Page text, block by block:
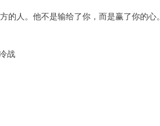
的人。他不是输给了你，而是赢了你的心。
战